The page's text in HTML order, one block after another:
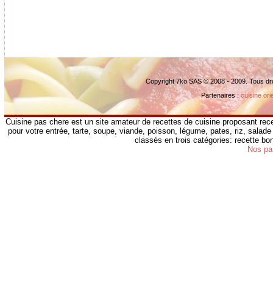
Copyright 7ko SAS © 2008 - 2009. Tous
Partenaires :cuisine
Cuisine pas chere est un site amateur de recettes de cuisine proposant
pour votre entrée, tarte, soupe, viande, poisson, légume, pates, riz,
classés en trois catégories: recette
Nos